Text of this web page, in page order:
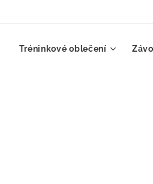
Tréninkové oblečení